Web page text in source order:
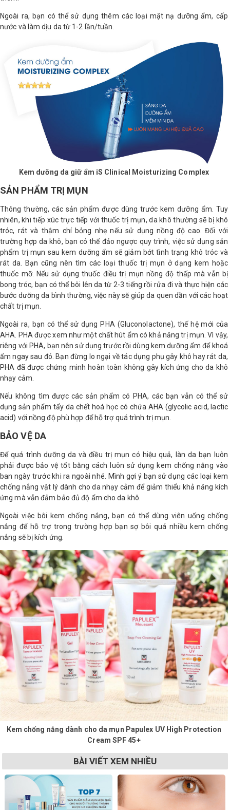
Ngoài ra, bạn có thể sử dụng thêm các loại mặt nạ dưỡng ẩm, cấp
nước và làm dịu da từ 1-2 lần/tuần.
Kem dưỡng da giữ ẩm iS Clinical Moisturizing Complex
SẢN PHẨM TRỊ MỤN
Thông thường, các sản phẩm được dùng trước kem dưỡng ẩm. Tuy
nhiên, khi tiếp xúc trực tiếp với thuốc trị mụn, da khô thường sẽ bị khô
tróc, rát và thậm chí bỏng nhẹ nếu sử dụng nồng độ cao. Đối với
trường hợp da khô, bạn có thể đảo ngược quy trình, việc sử dụng sản
phẩm trị mụn sau kem dưỡng ẩm sẽ giảm bớt tình trạng khô tróc và
rát da. Bạn cũng nên tìm các loại thuốc trị mụn ở dạng kem hoặc
thuốc mỡ. Nếu sử dụng thuốc điều trị mụn nồng độ thấp mà vẫn bị
bong tróc, bạn có thể bôi lên da từ 2-3 tiếng rồi rửa đi và thực hiện các
bước dưỡng da bình thường, việc này sẽ giúp da quen dần với các hoạt
chất trị mụn.
Ngoài ra, bạn có thể sử dụng PHA (Gluconolactone), thế hệ mới của
AHA. PHA được xem như một chất hút ẩm có khả năng trị mụn. Vì vậy,
riêng với PHA, bạn nên sử dụng trước rồi dùng kem dưỡng ẩm để khoá
ẩm ngay sau đó. Bạn đừng lo ngại về tác dụng phụ gây khô hay rát da,
PHA đã được chứng minh hoàn toàn không gây kích ứng cho da khô
nhạy cảm.
Nếu không tìm được các sản phẩm có PHA, các bạn vẫn có thể sử
dụng sản phẩm tẩy da chết hoá học có chứa AHA (glycolic acid, lactic
acid) với nồng độ phù hợp để hỗ trợ quá trình trị mụn.
BẢO VỆ DA
Để quá trình dưỡng da và điều trị mụn có hiệu quả, làn da bạn luôn
phải được bảo vệ tốt bằng cách luôn sử dụng kem chống nắng vào
ban ngày trước khi ra ngoài nhé. Mình gợi ý bạn sử dụng các loại kem
chống nắng vật lý dành cho da nhạy cảm để giảm thiểu khả năng kích
ứng mà vẫn đảm bảo đủ độ ẩm cho da khô.
Ngoài việc bôi kem chống nắng, bạn có thể dùng viên uống chống
nắng để hỗ trợ trong trường hợp bạn sợ bôi quá nhiều kem chống
nắng sẽ bị kích ứng.
Kem chống nắng dành cho da mụn Papulex UV High Protection
Cream SPF 45+
BÀI VIẾT XEM NHIỀU